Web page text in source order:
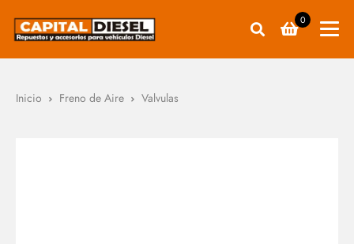
0
Inicio Freno de Aire Valvulas